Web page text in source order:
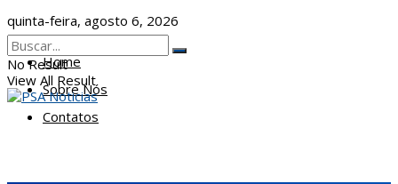
quinta-feira, agosto 6, 2026
Home
Sobre Nós
Contatos
No Result
View All Result